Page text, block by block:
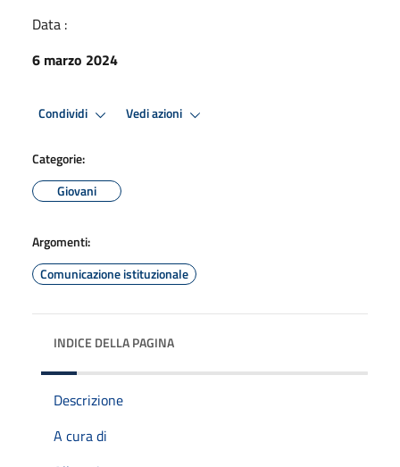
Data :
6 marzo 2024
Condividi Vedi azioni
Categorie:
Giovani
Argomenti:
Comunicazione istituzionale
INDICE DELLA PAGINA
Descrizione
A cura di